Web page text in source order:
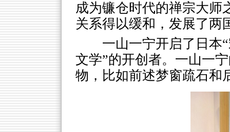
成为镰仓时代的禅宗大师
关系得以缓和，发展了
一山一宁开启了日本
文学”的开创者。一山一
物，比如前述梦窗疏石